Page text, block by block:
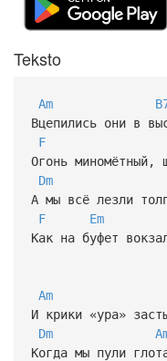
Teksto
Am
Вцепились они в
F
Огонь миномётный,
Dm
А мы всё лезли
F
Em
Как на буфет
Am
И крики «ура»
Dm
Когда мы пули